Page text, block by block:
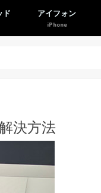
ド アイフォン
決方法